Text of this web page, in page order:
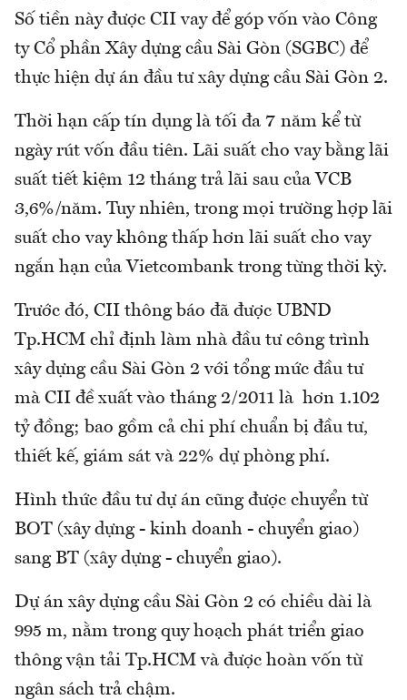
Số tiền này được CII vay để góp vốn vào Công
ty Cổ phần Xây dựng cầu Sài Gòn (SGBC) để
thực hiện dự án đầu tư xây dựng cầu Sài Gòn 2.
Thời hạn cấp tín dụng là tối đa 7 năm kể từ
ngày rút vốn đầu tiên. Lãi suất cho vay bằng lãi
suất tiết kiệm 12 tháng trả lãi sau của VCB
3,6%/năm. Tuy nhiên, trong mọi trường hợp lãi
suất cho vay không thấp hơn lãi suất cho vay
ngắn hạn của Vietcombank trong từng thời kỳ.
Trước đó, CII thông báo đã được UBND
Tp.HCM chỉ định làm nhà đầu tư công trình
xây dựng cầu Sài Gòn 2 với tổng mức đầu tư
mà CII đề xuất vào tháng 2/2011 là hơn 1.102
tỷ đồng; bao gồm cả chi phí chuẩn bị đầu tư,
thiết kế, giám sát và 22% dự phòng phí.
Hình thức đầu tư dự án cũng được chuyển từ
BOT (xây dựng - kinh doanh - chuyển giao)
sang BT (xây dựng - chuyển giao).
Dự án xây dựng cầu Sài Gòn 2 có chiều dài là
995 m, nằm trong quy hoạch phát triển giao
thông vận tải Tp.HCM và được hoàn vốn từ
ngân sách trả chậm.